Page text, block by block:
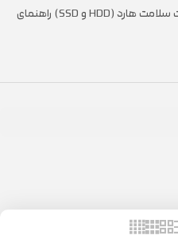
راهنمای ساده برای تست سلامت هارد (HDD و SSD) راهنمای